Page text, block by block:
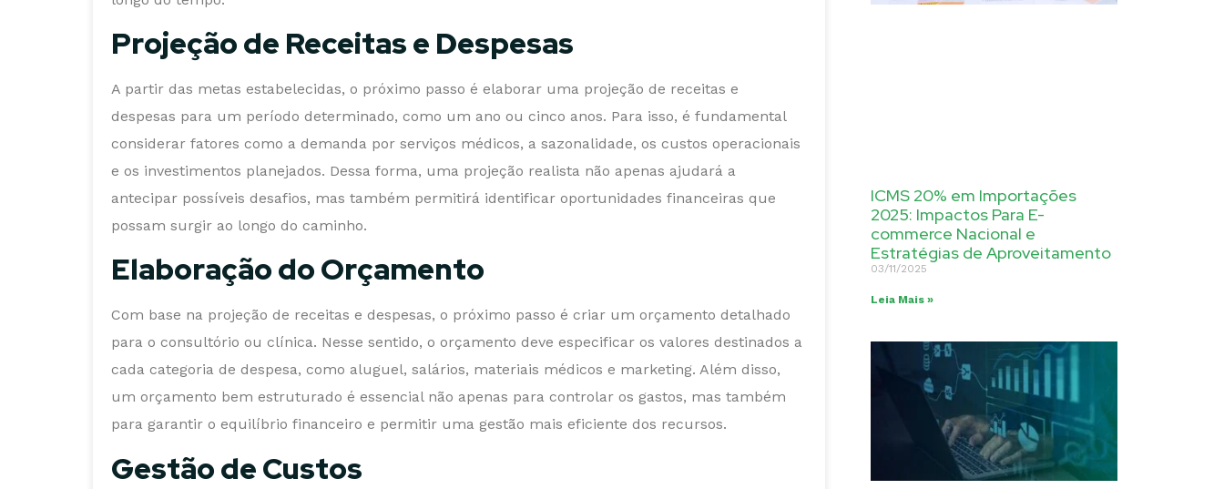
Projeção de Receitas e Despesas
A partir das metas estabelecidas, o próximo passo é elaborar uma projeção de receitas e
despesas para um período determinado, como um ano ou cinco anos. Para isso, é fundamental
considerar fatores como a demanda por serviços médicos, a sazonalidade, os custos operacionais
e os investimentos planejados. Dessa forma, uma projeção realista não apenas ajudará a
antecipar possíveis desafios, mas também permitirá identificar oportunidades financeiras que
possam surgir ao longo do caminho.
Elaboração do Orçamento
Com base na projeção de receitas e despesas, o próximo passo é criar um orçamento detalhado
para o consultório ou clínica. Nesse sentido, o orçamento deve especificar os valores destinados a
cada categoria de despesa, como aluguel, salários, materiais médicos e marketing. Além disso,
um orçamento bem estruturado é essencial não apenas para controlar os gastos, mas também
para garantir o equilíbrio financeiro e permitir uma gestão mais eficiente dos recursos.
Gestão de Custos
ICMS 20% em Importações
2025: Impactos Para E-
commerce Nacional e
Estratégias de Aproveitamento
03/11/2025
Leia Mais »